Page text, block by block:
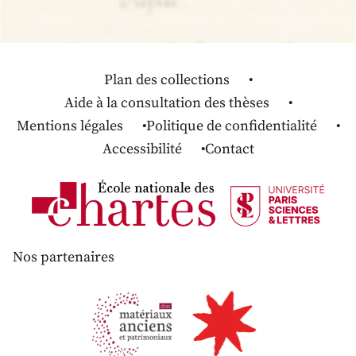
Plan des collections
Aide à la consultation des thèses
Mentions légales
Politique de confidentialité
Accessibilité
Contact
Nos partenaires